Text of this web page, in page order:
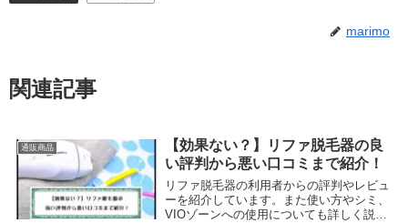
marimo
関連記事
通販商品
【効果ない？】リファ脱毛器の良
い評判から悪い口コミまで紹介！
リファ脱毛器の利用者からの評判やレビュ
ーを紹介しています。また使い方やシミ、
VIOゾーンへの使用についても詳しく説明